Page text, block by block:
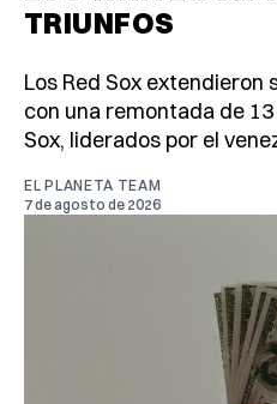
TRIUNFOS
Los Red Sox
con una remontada de
Sox, liderados por el
EL PLANETA TEAM
7 de agosto de 2026